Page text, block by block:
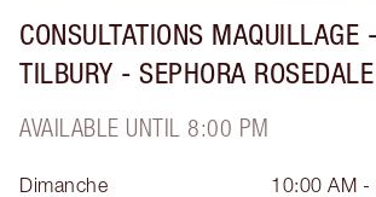
CONSULTATIONS MAQUILLAGE
TILBURY - SEPHORA ROSEDALE
AVAILABLE UNTIL 8:00 PM
Dimanche
10:00 AM -